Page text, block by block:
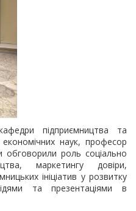
підприємництва та
наук, професор
обговорили роль соціально
маркетингу довіри,
ініціатив у розвитку
та презентаціями в